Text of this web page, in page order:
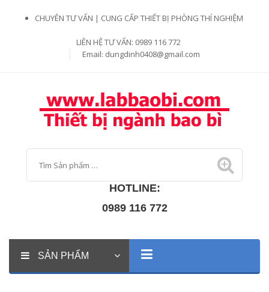
CHUYÊN TƯ VẤN | CUNG CẤP THIẾT BỊ PHÒNG THÍ NGHIỆM
LIÊN HỆ TƯ VẤN: 0989 116 772
Email: dungdinh0408@gmail.com
HOTLINE:
0989 116 772
SẢN PHẨM